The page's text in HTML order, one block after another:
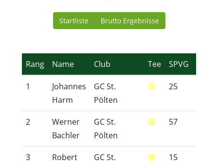
Startliste Brutto Ergebnisse
Rang Name Club Tee SPVG
1
Johannes
Harm
GC St.
Pölten
25
2
Werner
Bachler
GC St.
Pölten
57
3
Robert
GC St.
15